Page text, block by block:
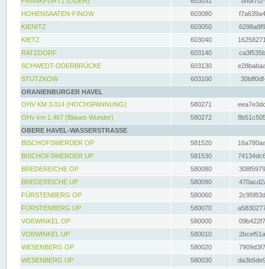
HOHENSAATEN-FINOW
603080
KIENITZ
603050
KIETZ
603040
RATZDORF
603140
SCHWEDT-ODERBRÜCKE
603130
STÜTZKOW
603100
ORANIENBURGER HAVEL
OHV KM 3.014 (HOCHSPANNUNG)
580271
OHv km 1.467 (Blaues Wunder)
580272
OBERE HAVEL-WASSERSTRASSE
BISCHOFSWERDER OP
581520
BISCHOFSWERDER UP
581530
BREDEREICHE OP
580080
BREDEREICHE UP
580090
FÜRSTENBERG OP
580060
FÜRSTENBERG UP
580070
VOßWINKEL OP
580000
VOßWINKEL UP
580010
WESENBERG OP
580020
WESENBERG UP
580030